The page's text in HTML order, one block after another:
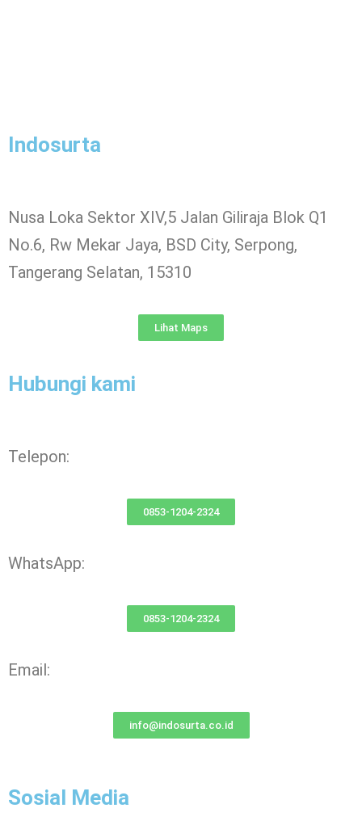
Indosurta
Nusa Loka Sektor XIV,5 Jalan Giliraja Blok Q1
No.6, Rw Mekar Jaya, BSD City, Serpong,
Tangerang Selatan, 15310
Lihat Maps
Hubungi kami
Telepon:
0853-1204-2324
WhatsApp:
0853-1204-2324
Email:
info@indosurta.co.id
Sosial Media